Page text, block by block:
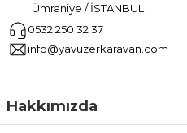
Ümraniye / İSTANBUL
0532 250 32 37
info@yavuzerkaravan.com
Hakkımızda